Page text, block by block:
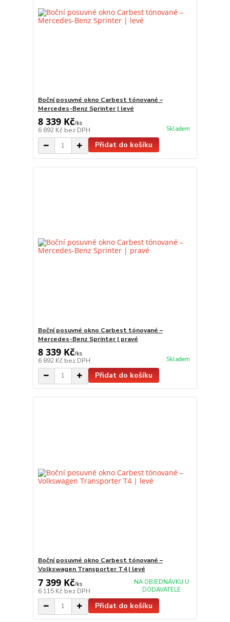
Boční posuvné okno Carbest tónované –
Mercedes-Benz Sprinter | levé
8 339 Kč/ks
6 892 Kč bez DPH Skladem
Přidat do košíku
Boční posuvné okno Carbest tónované –
Mercedes-Benz Sprinter | pravé
8 339 Kč/ks
6 892 Kč bez DPH Skladem
Přidat do košíku
Boční posuvné okno Carbest tónované –
Volkswagen Transporter T4 | levé
7 399 Kč/ks
6 115 Kč bez DPH
NA OBJEDNÁVKU U
DODAVATELE
Přidat do košíku